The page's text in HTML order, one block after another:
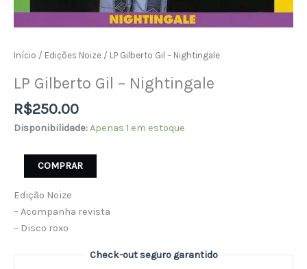
Início / Edições Noize / LP Gilberto Gil – Nightingale
LP Gilberto Gil – Nightingale
R$250.00
Disponibilidade:Apenas 1 em estoque
COMPRAR
Edição Noize
– Acompanha revista
– Disco roxo
Check-out seguro garantido